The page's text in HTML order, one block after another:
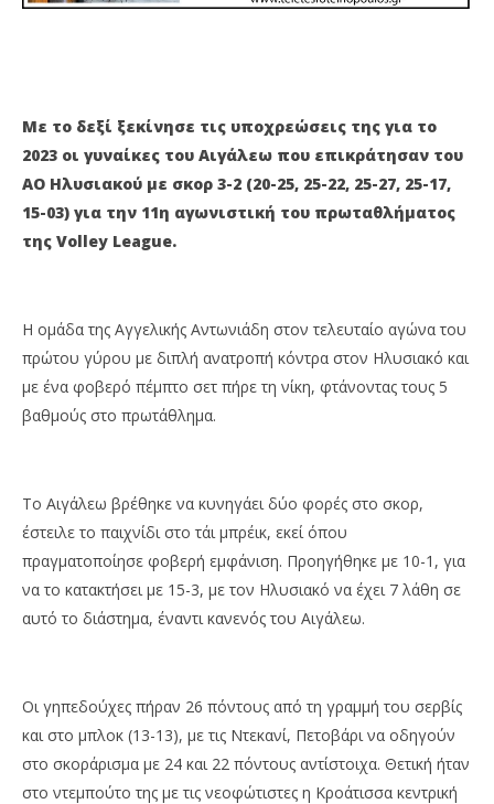
Με το δεξί ξεκίνησε τις υποχρεώσεις της για το
2023 οι γυναίκες του Αιγάλεω που επικράτησαν του
ΑΟ Ηλυσιακού με σκορ 3-2 (20-25, 25-22, 25-27, 25-17,
15-03) για την 11η αγωνιστική του πρωταθλήματος
της Volley League.
Η ομάδα της Αγγελικής Αντωνιάδη στον τελευταίο αγώνα του
πρώτου γύρου με διπλή ανατροπή κόντρα στον Ηλυσιακό και
με ένα φοβερό πέμπτο σετ πήρε τη νίκη, φτάνοντας τους 5
βαθμούς στο πρωτάθλημα.
Το Αιγάλεω βρέθηκε να κυνηγάει δύο φορές στο σκορ,
έστειλε το παιχνίδι στο τάι μπρέικ, εκεί όπου
πραγματοποίησε φοβερή εμφάνιση. Προηγήθηκε με 10-1, για
να το κατακτήσει με 15-3, με τον Ηλυσιακό να έχει 7 λάθη σε
αυτό το διάστημα, έναντι κανενός του Αιγάλεω.
Οι γηπεδούχες πήραν 26 πόντους από τη γραμμή του σερβίς
και στο μπλοκ (13-13), με τις Ντεκανί, Πετοβάρι να οδηγούν
στο σκοράρισμα με 24 και 22 πόντους αντίστοιχα. Θετική ήταν
στο ντεμπούτο της με τις νεοφώτιστες η Κροάτισσα κεντρική